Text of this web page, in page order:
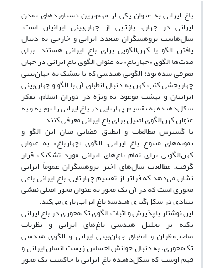
باغ ایرانی به عنوان یکی از مهم‌ترین دستاوردهای تمدن
ایرانی در جهان، بازتابی از جهان‌بینی ایرانیان است.
سال‌هاست پژوهشگران متعدد ایرانی و خارجی به دنبال
یافتن الگو یا کهن‌الگویی برای باغ ایرانی هستند. برای
مدت‌ها الگوی «چهارباغ» به عنوان الگوی باغ ایرانی در جهان
معرفی شده بود؛ الگویی هندسی که با تمسّک به جهان‌بینی
چهاربخشی کتب کهن به دنبال انطباق آن با الگو و جهان‌بینی
ایرانیان و بهشت موعود به ویژه در دوران اسلام، تفکر
شکل‌دهنده به تقسیم چهارتایی در باغ ایرانی را توجیه و به
عنوان کهن‌الگوی اصیل برای باغ ایرانی معرفی کنند.
با گسترش مطالعات و انطباق فضایی میان این الگو و
نمونه‌های متنوع باغ ایرانی، الگوی «چهارباغ» به عنوان
کهن‌الگویی برای تمام باغ‌های ایرانی مورد تشکیک قرار
گرفت. مطالعات سال‌های اخیر پژوهشگران عموماً ایرانی
نشان می‌دهد که فراتر از تقسیم چهارتایی، باغ ایرانی باغی
محوری است که در آن یک محور به عنوان محور اصلی نقشی
بنیادی در شکل‌گیری هندسه باغ ایرانی بازی می‌کند.
این نوشتار با پذیرش و اثبات الگوی تک‌محوری در باغ ایرانی
تکیه بر تحلیل هندسی باغ‌های ایرانی و نظریات
صاحب‌نظران و انطباق جهان‌بینی ایرانی و الگوی هندسی
تک‌محوری، به دنبال خوانش احساس زیست انسان ایرانی و
فهم اوست که شکل‌دهنده باغ ایرانی با حاکمیت یک محور